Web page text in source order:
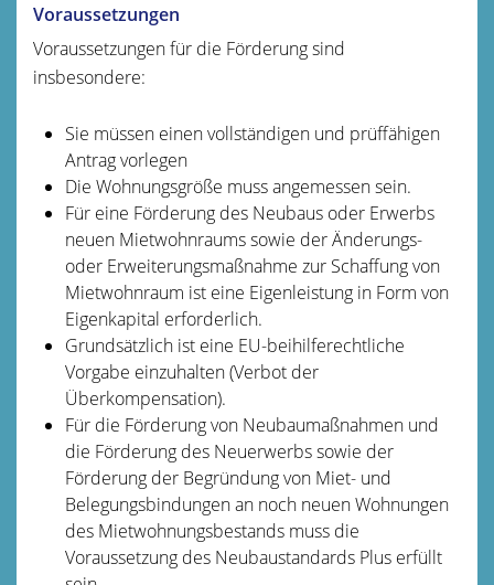
Voraussetzungen
Voraussetzungen für die Förderung sind
insbesondere:
Sie müssen einen vollständigen und prüffähigen
Antrag vorlegen
Die Wohnungsgröße muss angemessen sein.
Für eine Förderung des Neubaus oder Erwerbs
neuen Mietwohnraums sowie der Änderungs-
oder Erweiterungsmaßnahme zur Schaffung von
Mietwohnraum ist eine Eigenleistung in Form von
Eigenkapital erforderlich.
Grundsätzlich ist eine EU-beihilferechtliche
Vorgabe einzuhalten (Verbot der
Überkompensation).
Für die Förderung von Neubaumaßnahmen und
die Förderung des Neuerwerbs sowie der
Förderung der Begründung von Miet- und
Belegungsbindungen an noch neuen Wohnungen
des Mietwohnungsbestands muss die
Voraussetzung des Neubaustandards Plus erfüllt